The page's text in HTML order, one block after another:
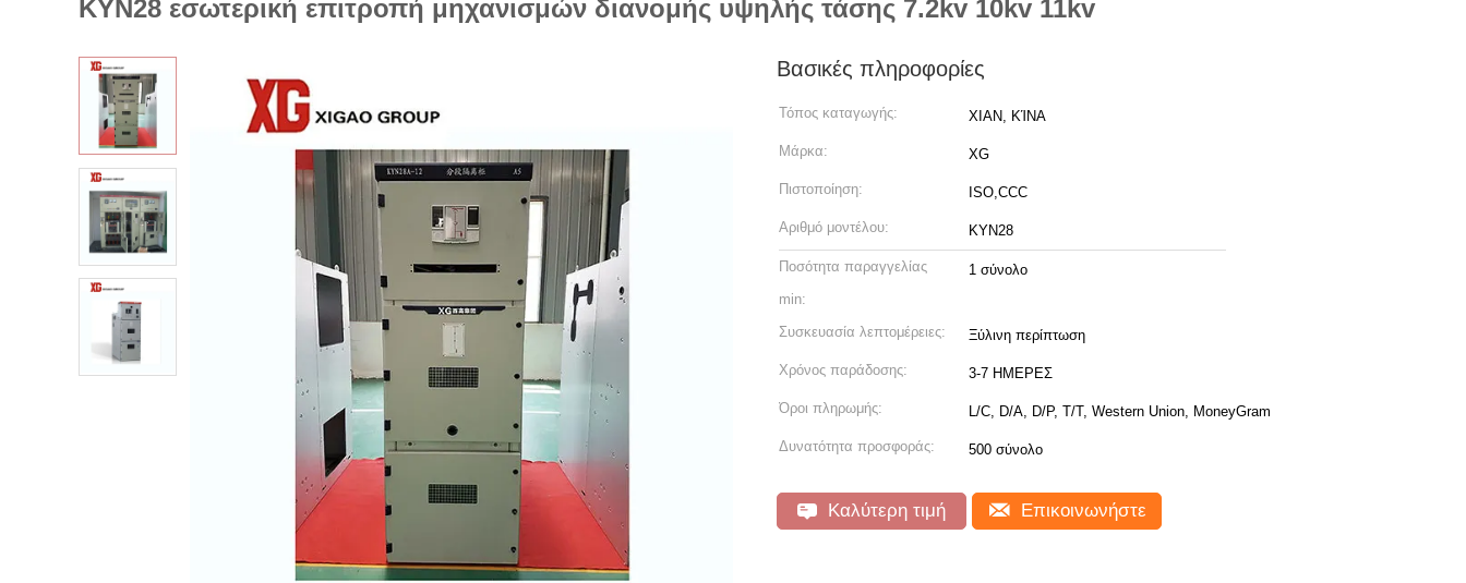
KYN28 εσωτερική επιτροπή μηχανισμών διανομής υψηλής τάσης 7.2kv 10kv 11kv
Βασικές πληροφορίες
Τόπος καταγωγής: XIAN, ΚΊΝΑ
Μάρκα: XG
Πιστοποίηση: ISO,CCC
Αριθμό μοντέλου: KYN28
Ποσότητα παραγγελίας
min:
1 σύνολο
Συσκευασία λεπτομέρειες: Ξύλινη περίπτωση
Χρόνος παράδοσης: 3-7 ΗΜΕΡΕΣ
Όροι πληρωμής: L/C, D/A, D/P, T/T, Western Union, MoneyGram
Δυνατότητα προσφοράς: 500 σύνολο
Καλύτερη τιμή Επικοινωνήστε